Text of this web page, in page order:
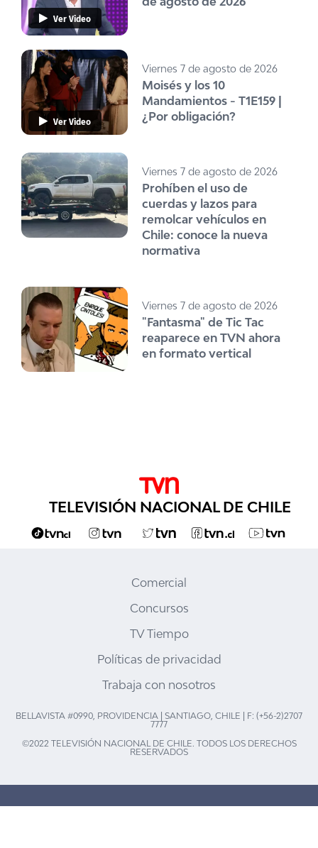
Ver Video
Ver Video
Viernes 7 de agosto de 2026
Moisés y los 10
Mandamientos - T1E159 |
¿Por obligación?
Viernes 7 de agosto de 2026
Prohíben el uso de
cuerdas y lazos para
remolcar vehículos en
Chile: conoce la nueva
normativa
Viernes 7 de agosto de 2026
"Fantasma" de Tic Tac
reaparece en TVN ahora
en formato vertical
TELEVISIÓN NACIONAL DE CHILE
Comercial
Concursos
TV Tiempo
Políticas de privacidad
Trabaja con nosotros
BELLAVISTA #0990, PROVIDENCIA | SANTIAGO, CHILE | F: (+56-2)2707
7777
©2022 TELEVISIÓN NACIONAL DE CHILE. TODOS LOS DERECHOS
RESERVADOS